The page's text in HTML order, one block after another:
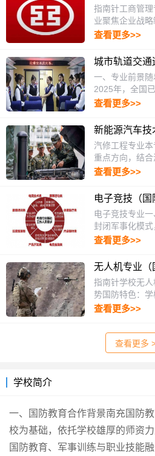
指南针工商管
业聚焦企业战略
查看更多>>
城市轨道交通
一、专业前景
2025年，全国
查看更多>>
新能源汽车技
汽修工程专业
重点方向，结合
查看更多>>
电子竞技（国
电子竞技专业
封闭军事化模式
查看更多>>
无人机专业（
指南针学校无
势国防特色：学
查看更多>>
查看更多
学校简介
一、国防教育合作背景南充国防
校为基础，依托学校雄厚的师资
国防教育、军事训练与职业技能